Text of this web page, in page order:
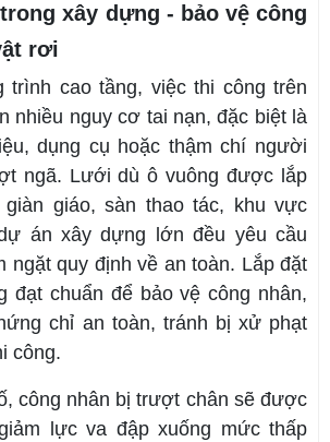
xây dựng - bảo vệ công
rơi
trình cao tầng, việc thi công trên
nhiều nguy cơ tai nạn, đặc biệt là
dụng cụ hoặc thậm chí người
ngã. Lưới dù ô vuông được lắp
giàn giáo, sàn thao tác, khu vực
án xây dựng lớn đều yêu cầu
ngặt quy định về an toàn. Lắp đặt
đạt chuẩn để bảo vệ công nhân,
chỉ an toàn, tránh bị xử phạt
công.
công nhân bị trượt chân sẽ được
lực va đập xuống mức thấp